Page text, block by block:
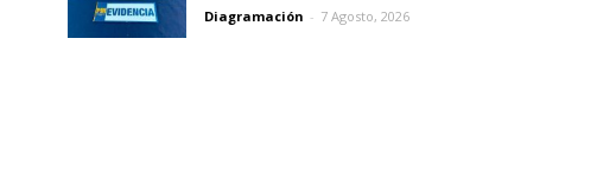
Diagramación - 7 Agosto, 2026